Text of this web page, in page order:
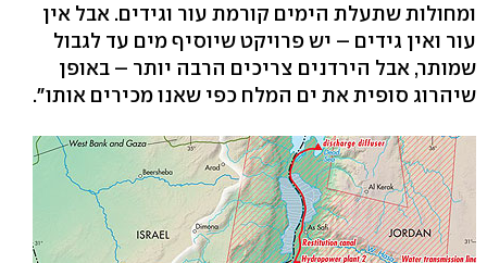
ומחולות שתעלת הימים קורמת עור וגידים. אבל אין
עור ואין גידים – יש פרויקט שיוסיף מים עד לגבול
שמותר, אבל הירדנים צריכים הרבה יותר – באופן
שיהרוג סופית את ים המלח כפי שאנו מכירים אותו".